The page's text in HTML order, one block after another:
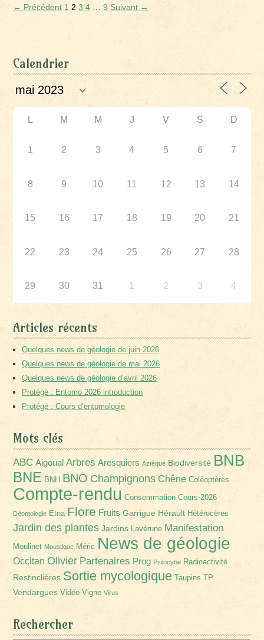
← Précédent 1 2 3 4 … 9 Suivant →
Calendrier
L M M J V S D
1 2 3 4 5 6 7
8 9 10 11 12 13 14
15 16 17 18 19 20 21
22 23 24 25 26 27 28
29 30 31 1 2 3 4
Articles récents
Quelques news de géologie de juin 2026
Quelques news de géologie de mai 2026
Quelques news de géologie d’avril 2026
Protégé : Entomo 2026 introduction
Protégé : Cours d’entomologie
Mots clés
ABC Aigoual Arbres Aresquiers Aztèque Biodiversité BNB
BNE BNH BNO Champignons Chêne Coléoptères
Compte-rendu Consommation Cours-2026
Déontologie Etna Flore Fruits Garrigue Hérault Hétérocères
Jardin des plantes Jardins Lavérune Manifestation
Moulinet Moustique Méric News de géologie
Occitan Olivier Partenaires Prog Psilocybe Radioactivité
Restinclières Sortie mycologique Taupins TP
Vendargues Vidéo Vigne Virus
Rechercher